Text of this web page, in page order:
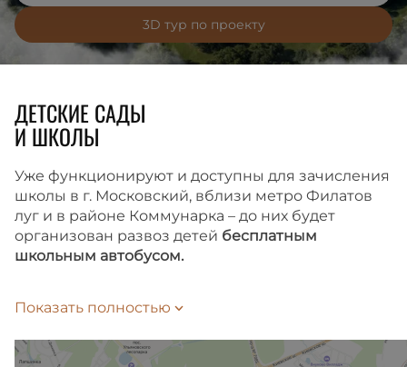
3D тур по проекту
ДЕТСКИЕ САДЫ
И ШКОЛЫ
Уже функционируют и доступны для зачисления
школы в г. Московский, вблизи метро Филатов
луг и в районе Коммунарка – до них будет
организован развоз детей бесплатным
школьным автобусом.
на автобусе-шаттле, в зависимости
от выбранного маршрута. Подать заявление
на зачисление ребенка в школу можно
Показать полностью